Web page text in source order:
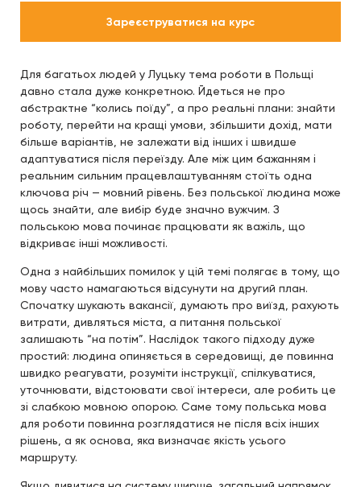
Зареєструватися на курс
Для багатьох людей у Луцьку тема роботи в Польщі
давно стала дуже конкретною. Йдеться не про
абстрактне “колись поїду”, а про реальні плани: знайти
роботу, перейти на кращі умови, збільшити дохід, мати
більше варіантів, не залежати від інших і швидше
адаптуватися після переїзду. Але між цим бажанням і
реальним сильним працевлаштуванням стоїть одна
ключова річ — мовний рівень. Без польської людина може
щось знайти, але вибір буде значно вужчим. З
польською мова починає працювати як важіль, що
відкриває інші можливості.
Одна з найбільших помилок у цій темі полягає в тому, що
мову часто намагаються відсунути на другий план.
Спочатку шукають вакансії, думають про виїзд, рахують
витрати, дивляться міста, а питання польської
залишають “на потім”. Наслідок такого підходу дуже
простий: людина опиняється в середовищі, де повинна
швидко реагувати, розуміти інструкції, спілкуватися,
уточнювати, відстоювати свої інтереси, але робить це
зі слабкою мовною опорою. Саме тому польська мова
для роботи повинна розглядатися не після всіх інших
рішень, а як основа, яка визначає якість усього
маршруту.